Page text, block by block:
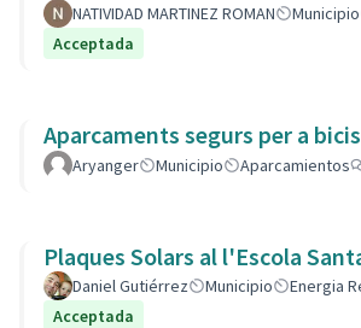
NATIVIDAD MARTINEZ ROMAN Municipio
Acceptada
Aparcaments segurs per a
Aryanger Municipio Aparcamientos
Plaques Solars al l'Escola
Daniel Gutiérrez Municipio Energia
Acceptada